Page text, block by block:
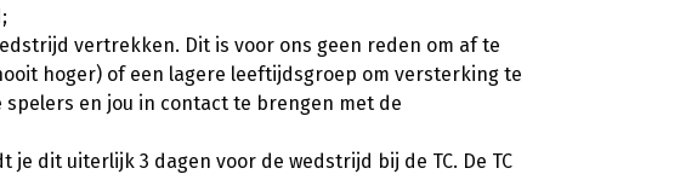
vertrekken. Dit is voor ons geen reden om af te
hoger) of een lagere leeftijdsgroep om versterking te
en jou in contact te brengen met de
dit uiterlijk 3 dagen voor de wedstrijd bij de TC. De TC